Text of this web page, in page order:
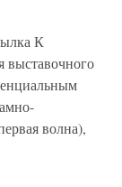
К
выставочного
волна),